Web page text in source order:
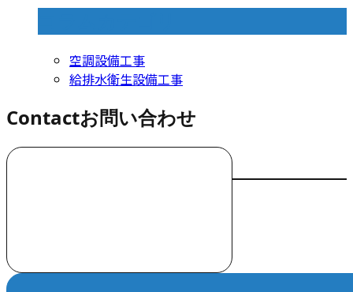
空調設備工事
給排水衛生設備工事
Contactお問い合わせ